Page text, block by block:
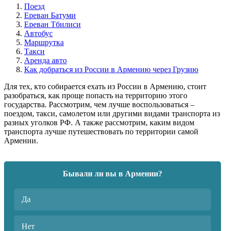
Поезд
Ереван Батуми
Ереван Тбилиси
Автобус
Маршрутка
Такси
Аренда авто
Как добраться из России в Армению через Грузию
Для тех, кто собирается ехать из России в Армению, стоит
разобраться, как проще попасть на территорию этого
государства. Рассмотрим, чем лучше воспользоваться –
поездом, такси, самолетом или другими видами транспорта из
разных уголков РФ. А также рассмотрим, каким видом
транспорта лучше путешествовать по территории самой
Армении.
Бывали ли вы в Армении?
Да
Нет